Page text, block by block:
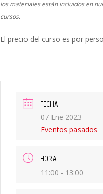
los materiales están incluidos en
cursos.
El precio del curso es por
FECHA
07 Ene 2023
Eventos pasados
HORA
11:00 - 13:00